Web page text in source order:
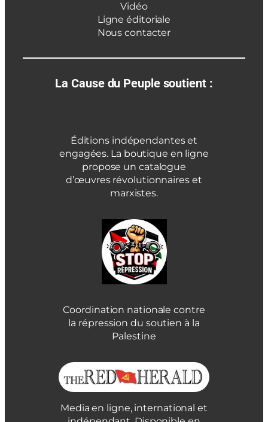
Vidéo
Ligne éditoriale
Nous contacter
La Cause du Peuple soutient :
Éditions indépendantes et
engagées. La boutique en ligne
propose un catalogue
d’œuvres révolutionnaires et
marxistes.
Coordination nationale contre
la répression du soutien à la
Palestine
Media en ligne, international et